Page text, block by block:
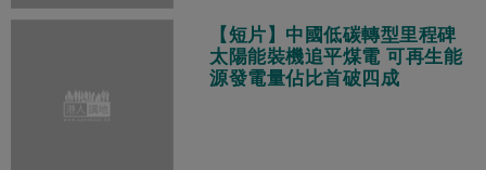
【短片】中國低碳轉型里程碑
太陽能裝機追平煤電 可再生能
源發電量佔比首破四成